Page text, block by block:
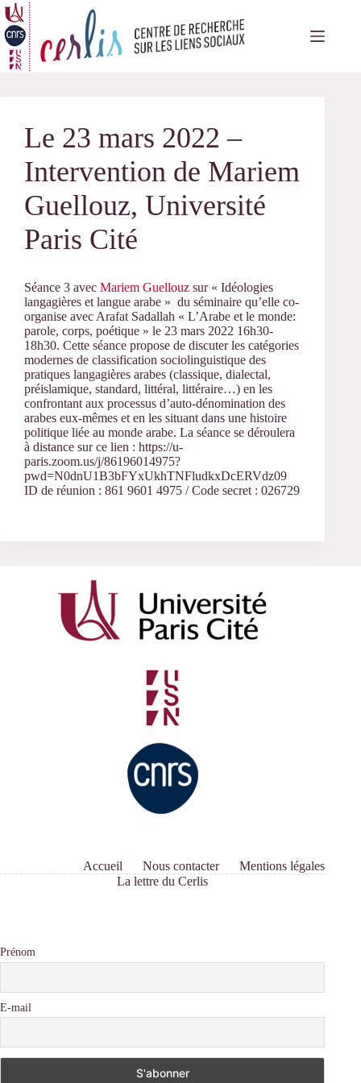
Passer
au
contenu
Le 23 mars 2022 –
Intervention de Mariem
Guellouz, Université
Paris Cité
Séance 3 avec Mariem Guellouz sur « Idéologies
langagières et langue arabe » du séminaire qu’elle co-
organise avec Arafat Sadallah « L’Arabe et le monde:
parole, corps, poétique » le 23 mars 2022 16h30-
18h30. Cette séance propose de discuter les catégories
modernes de classification sociolinguistique des
pratiques langagières arabes (classique, dialectal,
préislamique, standard, littéral, littéraire…) en les
confrontant aux processus d’auto-dénomination des
arabes eux-mêmes et en les situant dans une histoire
politique liée au monde arabe. La séance se déroulera
à distance sur ce lien : https://u-
paris.zoom.us/j/86196014975?
pwd=N0dnU1B3bFYxUkhTNFludkxDcERVdz09
ID de réunion : 861 9601 4975 / Code secret : 026729
Accueil Nous contacter
Mentions légales
La lettre du Cerlis
Prénom
E-mail